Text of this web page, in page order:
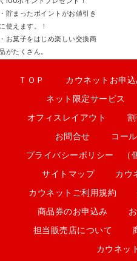
100ポイントプレゼント！
貯まったポイントがお値引き
使えます。！
お菓子をはじめ楽しい交換商
がたくさん。
ＴＯＰ カウネットお申
ネット限定サービス
オフィスレイアウト
お問合せ コー
プライバシーポリシー （
サイトマップ カウ
カウネットご利用規約
商品券のお申込み
担当販売店について
カウネッ